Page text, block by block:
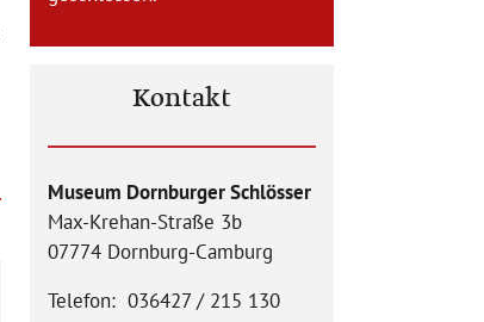
Kontakt
Museum Dornburger Schlösser
Max-Krehan-Straße 3b
07774 Dornburg-Camburg
Telefon: 036427 / 215 130